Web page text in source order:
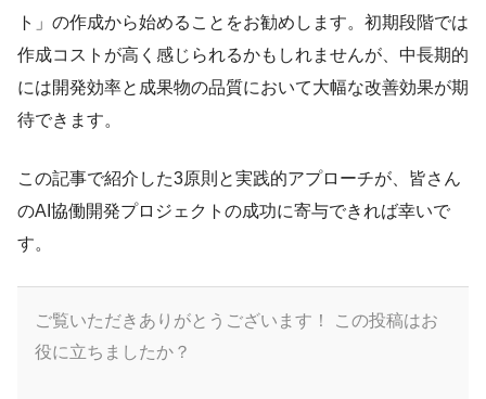
ト」の作成から始めることをお勧めします。初期段階では
作成コストが高く感じられるかもしれませんが、中長期的
には開発効率と成果物の品質において大幅な改善効果が期
待できます。
この記事で紹介した3原則と実践的アプローチが、皆さん
のAI協働開発プロジェクトの成功に寄与できれば幸いで
す。
ご覧いただきありがとうございます！
この投稿はお
役に立ちましたか？